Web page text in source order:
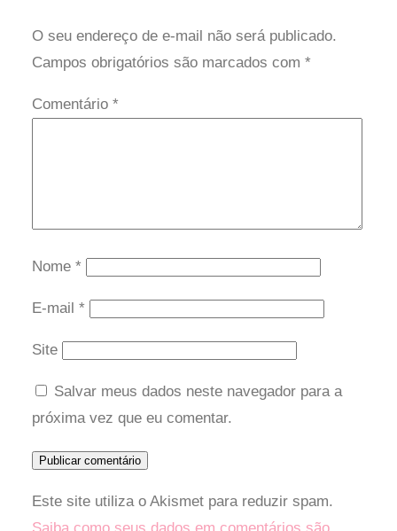
O seu endereço de e-mail não será publicado.
Campos obrigatórios são marcados com *
Comentário *
Nome *
E-mail *
Site
Salvar meus dados neste navegador para a
próxima vez que eu comentar.
Este site utiliza o Akismet para reduzir spam.